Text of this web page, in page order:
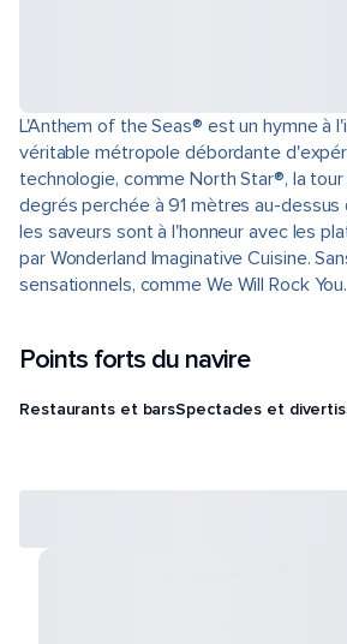
L'Anthem of the Seas® est un hymne à
véritable métropole débordante
technologie, comme North Star®, la
degrés perchée à 91 mètres au-dessus
les saveurs sont à l'honneur avec les
par Wonderland Imaginative Cuisine.
sensationnels, comme We Will Rock You.
Points forts du navire
Restaurants et barsSpectacles et